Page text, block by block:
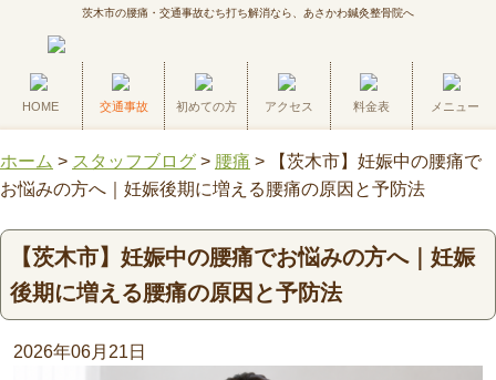
茨木市の腰痛・交通事故むち打ち解消なら、あさかわ鍼灸整骨院へ
HOME 交通事故 初めての方 アクセス 料金表 メニュー
ホーム > スタッフブログ > 腰痛 >
【茨木市】妊娠中の腰痛で
お悩みの方へ｜妊娠後期に増える腰痛の原因と予防法
【茨木市】妊娠中の腰痛でお悩みの方へ｜妊娠
後期に増える腰痛の原因と予防法
2026年06月21日